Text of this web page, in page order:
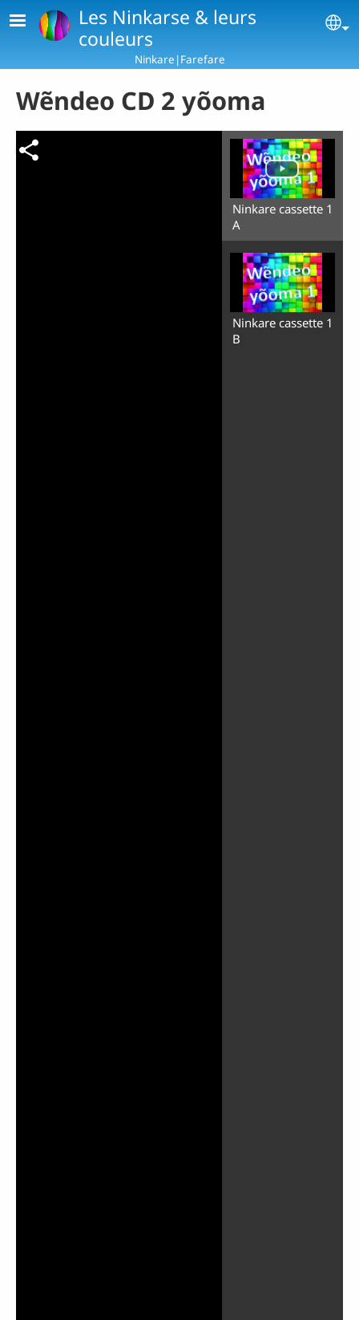
Skip to main contentLes Ninkarse & leurs
couleurs
Ninkare|Farefare
Wẽndeo CD 2 yõoma
Ninkare cassette 1
A
Ninkare cassette 1
B